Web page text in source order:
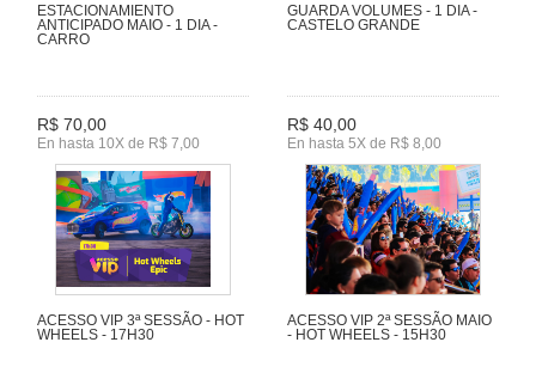
ESTACIONAMIENTO
ANTICIPADO MAIO - 1 DIA -
CARRO
R$ 70,00
En hasta 10X de R$ 7,00
GUARDA VOLUMES - 1 DIA -
CASTELO GRANDE
R$ 40,00
En hasta 5X de R$ 8,00
ACESSO VIP 3ª SESSÃO - HOT
WHEELS - 17H30
ACESSO VIP 2ª SESSÃO MAIO
- HOT WHEELS - 15H30